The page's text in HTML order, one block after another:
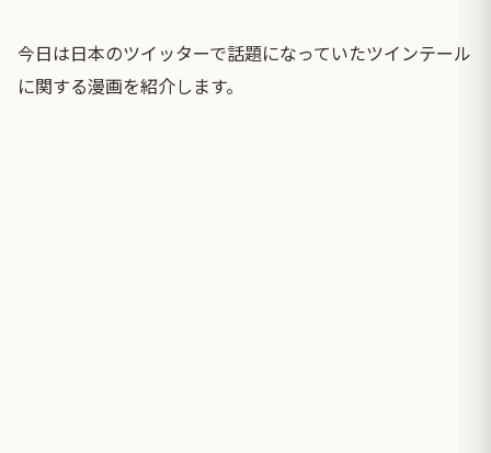
今日は日本のツイッターで話題になっていたツインテール
に関する漫画を紹介します。